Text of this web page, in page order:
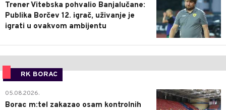
Trener Vitebska pohvalio Banjalučane:
Publika Borčev 12. igrač, uživanje je
igrati u ovakvom ambijentu
RK BORAC
0
05.08.2026.
Borac m:tel zakazao osam kontrolnih